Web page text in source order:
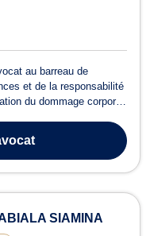
au barreau de
et de la responsabilité
du dommage corporel
travail ou de tout autre
SIAMINA